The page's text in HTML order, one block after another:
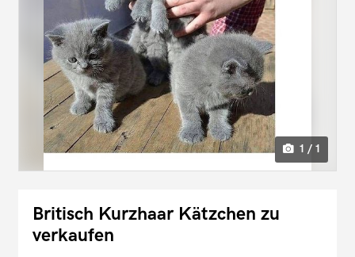
1 / 1
Britisch Kurzhaar Kätzchen zu
verkaufen